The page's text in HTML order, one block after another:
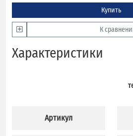
Купить
К
Характеристики
Артикул